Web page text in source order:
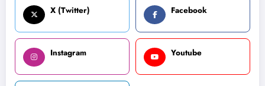
X (Twitter) Facebook
Instagram Youtube